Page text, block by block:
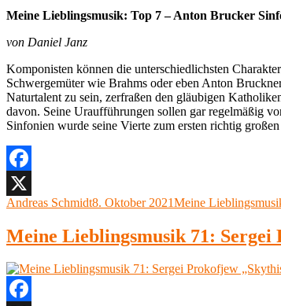
X
Meine Lieblingsmusik: Top 7 – Anton Brucker
von Daniel Janz
Komponisten können die unterschiedlichsten
Schwergemüter wie Brahms oder eben Anton
Naturtalent zu sein, zerfraßen den gläubigen
davon. Seine Uraufführungen sollen gar regelmäßig
Sinfonien wurde seine Vierte zum ersten richtig
Facebook
X
Autor
Andreas SchmidtVeröffentlicht
8. Oktober 2021Kategorien
Meine
Meine Lieblingsmusik 71: Sergei